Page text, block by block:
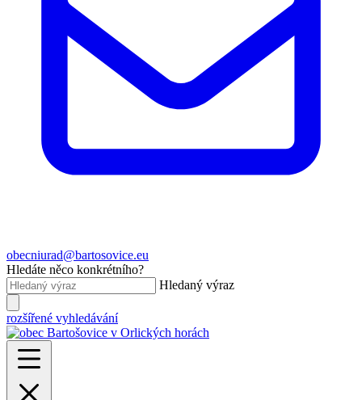
obecniurad@bartosovice.eu
Hledáte něco konkrétního?
Hledaný výraz
rozšířené vyhledávání